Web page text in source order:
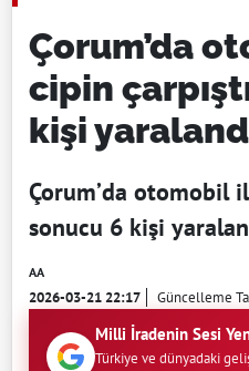
Çorum’da
cipin
kişi
Çorum’da otomobil
sonucu 6 kişi
AA
2026-03-21 22:17 Güncelleme
Milli İradenin Sesi
Türkiye ve dünyadaki